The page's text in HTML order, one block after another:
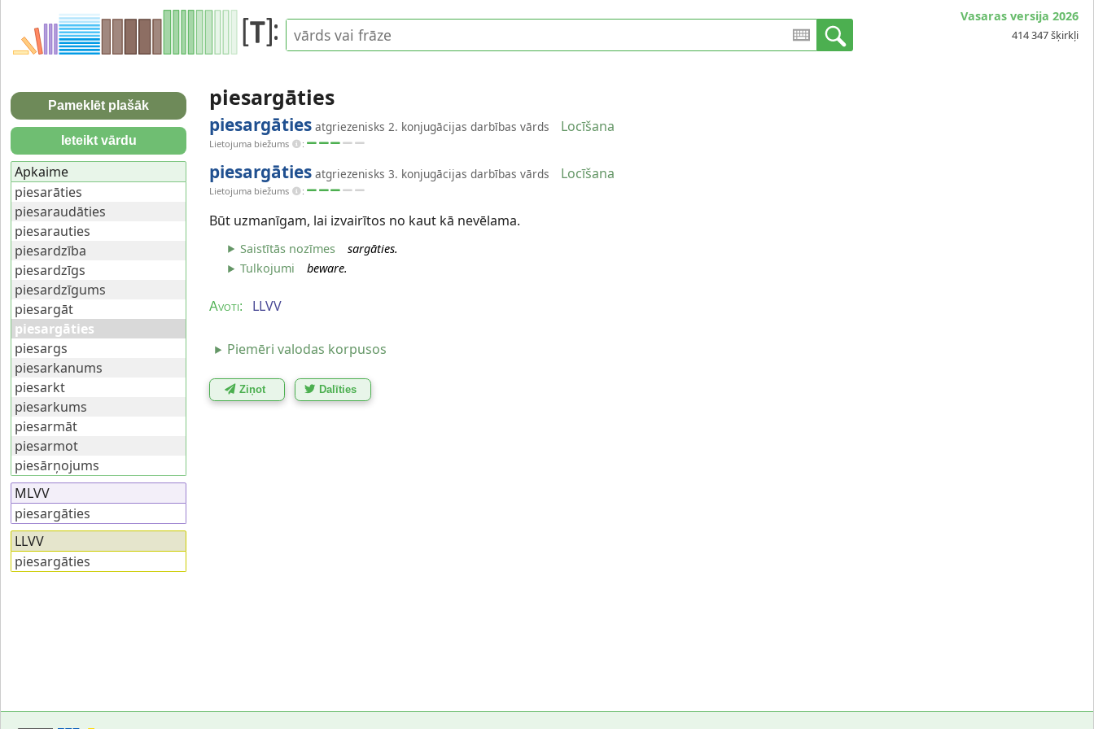
Vasaras versija 2026
414 347 šķirkļi
piesargāties
piesargāties atgriezenisks 2. konjugācijas darbības vārds Locīšana
Lietojuma biežums :
piesargāties atgriezenisks 3. konjugācijas darbības vārds Locīšana
Lietojuma biežums :
Būt uzmanīgam, lai izvairītos no kaut kā nevēlama.
Saistītās nozīmes
sargāties.
Tulkojumi
beware.
Avoti: LLVV
Piemēri valodas korpusos
Ziņot Dalīties
Pameklēt plašāk
Ieteikt vārdu
Apkaime
piesarāties
piesaraudāties
piesarauties
piesardzība
piesardzīgs
piesardzīgums
piesargāt
piesargāties
piesargs
piesarkanums
piesarkt
piesarkums
piesarmāt
piesarmot
piesārņojums
MLVV
piesargāties
LLVV
piesargāties